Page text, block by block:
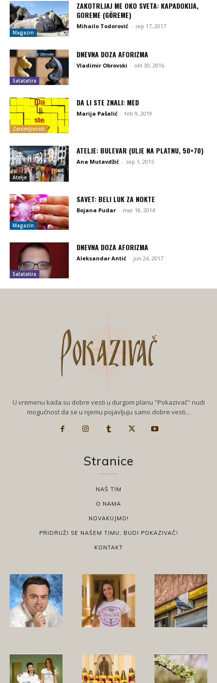
Magazin
ZAKOTRLJAJ ME OKO SVETA: KAPADOKIJA,
GOREME (GÖREME)
Mihailo Todorović - sep 17, 2017
Satatatira
DNEVNA DOZA AFORIZMA
Vladimir Obrovski - okt 30, 2016
Zanimljivosti
DA LI STE ZNALI: MED
Marija Pašalić - feb 9, 2019
Atelje
ATELJE: BULEVAR (ULJE NA PLATNU, 50×70)
Ana Mutavdžić - sep 1, 2015
Magazin
SAVET: BELI LUK ZA NOKTE
Bojana Pudar - mar 18, 2014
Satatatira
DNEVNA DOZA AFORIZMA
Aleksandar Antić - jun 24, 2017
U vremenu kada su dobre vesti u durgom planu "Pokazivač" nudi
mogućnost da se u njemu pojavljuju samo dobre vesti...
Stranice
NAŠ TIM
O NAMA
NOVAKUJMO!
PRIDRUŽI SE NAŠEM TIMU, BUDI POKAZIVAČ!
KONTAKT